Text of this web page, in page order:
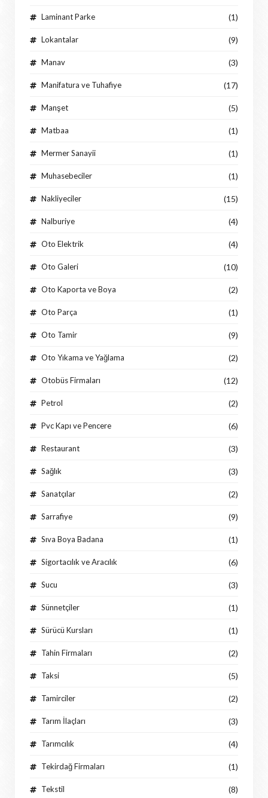
Laminant Parke (1)
Lokantalar (9)
Manav (3)
Manifatura ve Tuhafiye (17)
Manşet (5)
Matbaa (1)
Mermer Sanayii (1)
Muhasebeciler (1)
Nakliyeciler (15)
Nalburiye (4)
Oto Elektrik (4)
Oto Galeri (10)
Oto Kaporta ve Boya (2)
Oto Parça (1)
Oto Tamir (9)
Oto Yıkama ve Yağlama (2)
Otobüs Firmaları (12)
Petrol (2)
Pvc Kapı ve Pencere (6)
Restaurant (3)
Sağlık (3)
Sanatçılar (2)
Sarrafiye (9)
Sıva Boya Badana (1)
Sigortacılık ve Aracılık (6)
Sucu (3)
Sünnetçiler (1)
Sürücü Kursları (1)
Tahin Firmaları (2)
Taksi (5)
Tamirciler (2)
Tarım İlaçları (3)
Tarımcılık (4)
Tekirdağ Firmaları (1)
Tekstil (8)